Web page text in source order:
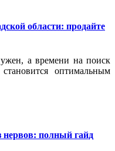
области: продайте
а времени на поиск
оптимальным
нервов: полный гайд